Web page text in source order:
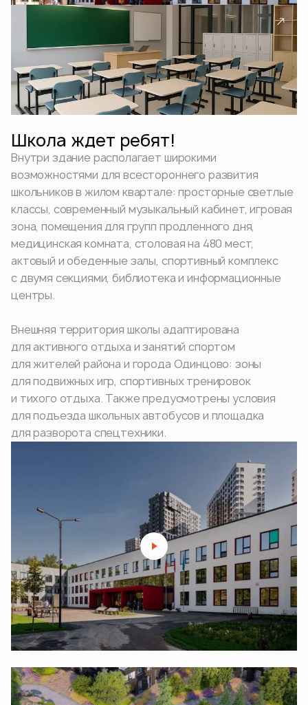
Школа ждет ребят!
Внутри здание располагает широкими
возможностями для всестороннего развития
школьников в жилом квартале: просторные светлые
классы, современный музыкальный кабинет, игровая
зона, помещения для групп продленного дня,
медицинская комната, столовая на 480 мест,
актовый и обеденные залы, спортивный комплекс
с двумя секциями, библиотека и информационные
центры.
Внешняя территория школы адаптирована
для активного отдыха и занятий спортом
для жителей района и города Одинцово: зоны
для подвижных игр, спортивных тренировок
и тихого отдыха. Также предусмотрены условия
для подъезда школьных автобусов и площадка
для разворота спецтехники.